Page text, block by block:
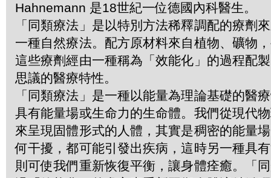
Hahnemann 是18世紀一位德國內科醫生。
「同類療法」是以特別方法稀釋調配的療劑
一種自然療法。配方原材料來自植物、礦物
這些療劑經由一種稱為「效能化」的過程配
思議的醫療特性。
「同類療法」是一種以能量為理論基礎的醫
具有能量場或生命力的生命體。我們從現代
來呈現固體形式的人體，其實是稠密的能量
何干擾，都可能引發出疾病，這時另一種具
則可使我們重新恢復平衡，讓身體痊癒。「